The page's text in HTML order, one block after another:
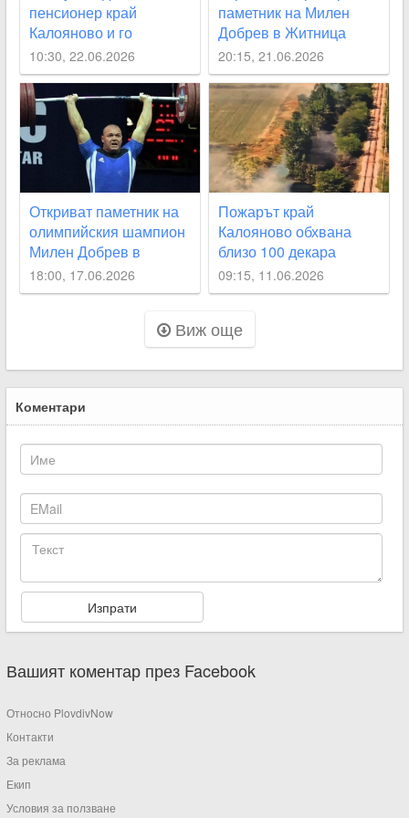
пенсионер край
Калояново и го
пребиха до
неузнаваемост
10:30, 22.06.2026
паметник на Милен
Добрев в Житница
20:15, 21.06.2026
Откриват паметник на
олимпийския шампион
Милен Добрев в
Житница, Карлос
Насар ще е специален
18:00, 17.06.2026
Пожарът край
Калояново обхвана
близо 100 декара
09:15, 11.06.2026
Виж още
Коментари
Вашият коментар през Facebook
Относно PlovdivNow
Контакти
За реклама
Екип
Условия за ползване